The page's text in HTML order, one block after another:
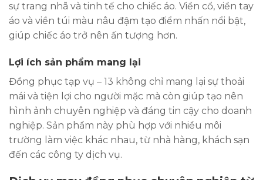
sự trang nhã và tinh tế cho chiếc áo. Viền cổ, viền tay
áo và viền túi màu nâu đậm tạo điểm nhấn nổi bật,
giúp chiếc áo trở nên ấn tượng hơn.
Lợi ích sản phẩm mang lại
Đồng phục tạp vụ – 13 không chỉ mang lại sự thoải
mái và tiện lợi cho người mặc mà còn giúp tạo nên
hình ảnh chuyên nghiệp và đáng tin cậy cho doanh
nghiệp. Sản phẩm này phù hợp với nhiều môi
trường làm việc khác nhau, từ nhà hàng, khách sạn
đến các công ty dịch vụ.